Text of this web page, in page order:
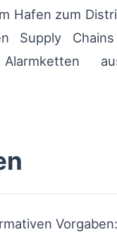
Hafen zum
Supply Chains
Vorgaben: